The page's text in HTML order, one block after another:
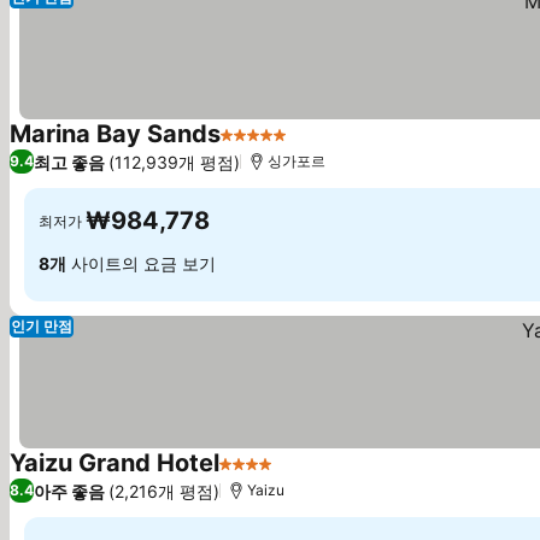
Marina Bay Sands5 성급
9.4최고 좋음 (112,939개 평점) 싱가포르
최저가 ₩984,778
8개 사이트의 요금 보기
인기 만점
Yaizu Grand Hotel4 성급
8.4아주 좋음 (2,216개 평점) Yaizu